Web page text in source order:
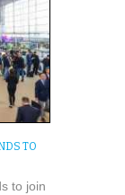
TO
to join